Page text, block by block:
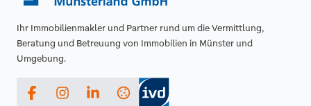
Ihr Immobilienmakler und Partner rund um die Vermittlung,
Beratung und Betreuung von Immobilien in Münster und
Umgebung.
FacebookInstagramLinkedIn